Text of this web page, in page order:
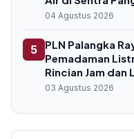
04 Agustus 2026
5
PLN Palangka
Pemadaman
Rincian Jam dan
03 Agustus 2026